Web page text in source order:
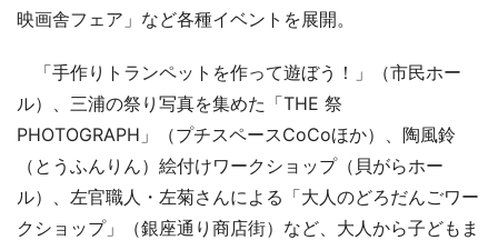
映画舎フェア」など各種イベントを展開。
「手作りトランペットを作って遊ぼう！」（市民ホー
ル）、三浦の祭り写真を集めた「THE 祭
PHOTOGRAPH」（プチスペースCoCoほか）、陶風鈴
（とうふんりん）絵付けワークショップ（貝がらホー
ル）、左官職人・左菊さんによる「大人のどろだんごワー
クショップ」（銀座通り商店街）など、大人から子どもま